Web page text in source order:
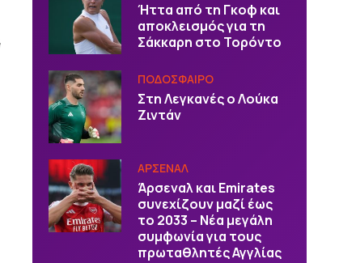
Ήττα από τη Γκοφ και
αποκλεισμός για τη
Σάκκαρη στο Τορόντο
ΠΟΔΟΣΦΑΙΡΟ
Στη Λεγκανές ο Λούκα
Ζιντάν
ΑΡΣΕΝΑΛ
Άρσεναλ και Emirates
συνεχίζουν μαζί έως
το 2033 – Νέα μεγάλη
συμφωνία για τους
πρωταθλητές Αγγλίας